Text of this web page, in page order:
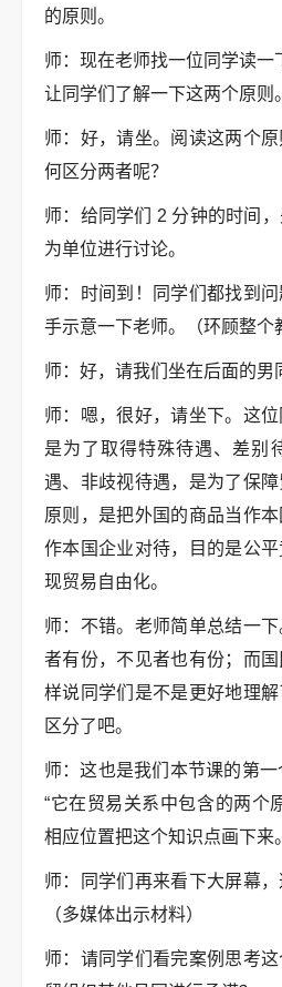
的原则。
师：现在老师找一位同学读一
让同学们了解一下这两个原则
师：好，请坐。阅读这两个
何区分两者呢？
师：给同学们 2 分钟的时间
为单位进行讨论。
师：时间到！同学们都找到
手示意一下老师。（环顾整个
师：好，请我们坐在后面的男
师：嗯，很好，请坐下。这
是为了取得特殊待遇、差别
遇、非歧视待遇，是为了保
原则，是把外国的商品当作
作本国企业对待，目的是公
现贸易自由化。
师：不错。老师简单总结一
者有份，不见者也有份；而
样说同学们是不是更好地理
区分了吧。
师：这也是我们本节课的第一
“它在贸易关系中包含的两个
相应位置把这个知识点画下来。
师：同学们再来看下大屏幕
（多媒体出示材料）
师：请同学们看完案例思考